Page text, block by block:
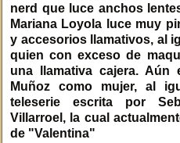
nerd que luce anchos
Mariana Loyola luce muy
y accesorios llamativos, al
quien con exceso de
una llamativa cajera.
Muñoz como mujer, al
teleserie escrita por
Villarroel, la cual
de "Valentina"